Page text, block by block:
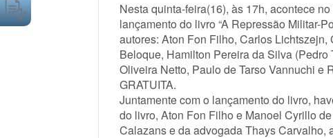
Nesta quinta-feira(16), às 17h, acontece
lançamento do livro “A Repressão Militar-
autores: Aton Fon Filho, Carlos
Beloque, Hamilton Pereira da Silva
Oliveira Netto, Paulo de Tarso Vannuchi e
GRATUITA.
Juntamente com o lançamento do livro,
do livro, Aton Fon Filho e Manoel Cyrillo
Calazans e da advogada Thays Carvalho,